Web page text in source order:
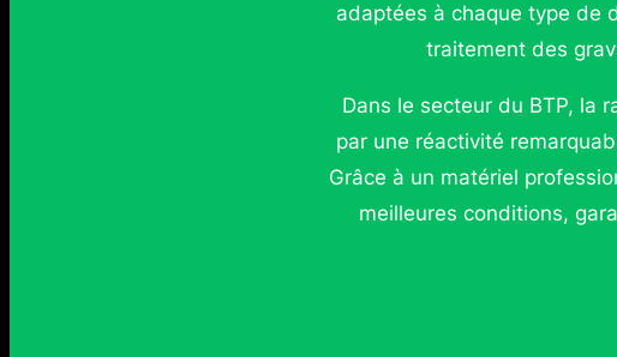
adaptées à chaque type de
traitement des
Dans le secteur du BTP, la
par une réactivité
Grâce à un matériel
meilleures conditions,